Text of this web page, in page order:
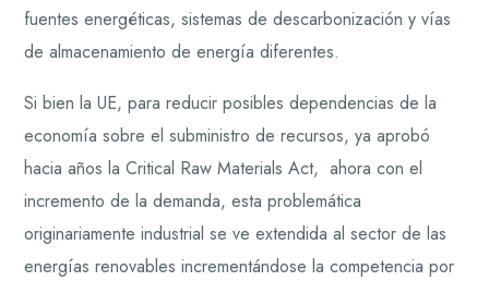
fuentes energéticas, sistemas de descarbonización y vías
de almacenamiento de energía diferentes.
Si bien la UE, para reducir posibles dependencias de la
economía sobre el subministro de recursos, ya aprobó
hacia años la Critical Raw Materials Act, ahora con el
incremento de la demanda, esta problemática
originariamente industrial se ve extendida al sector de las
energías renovables incrementándose la competencia por